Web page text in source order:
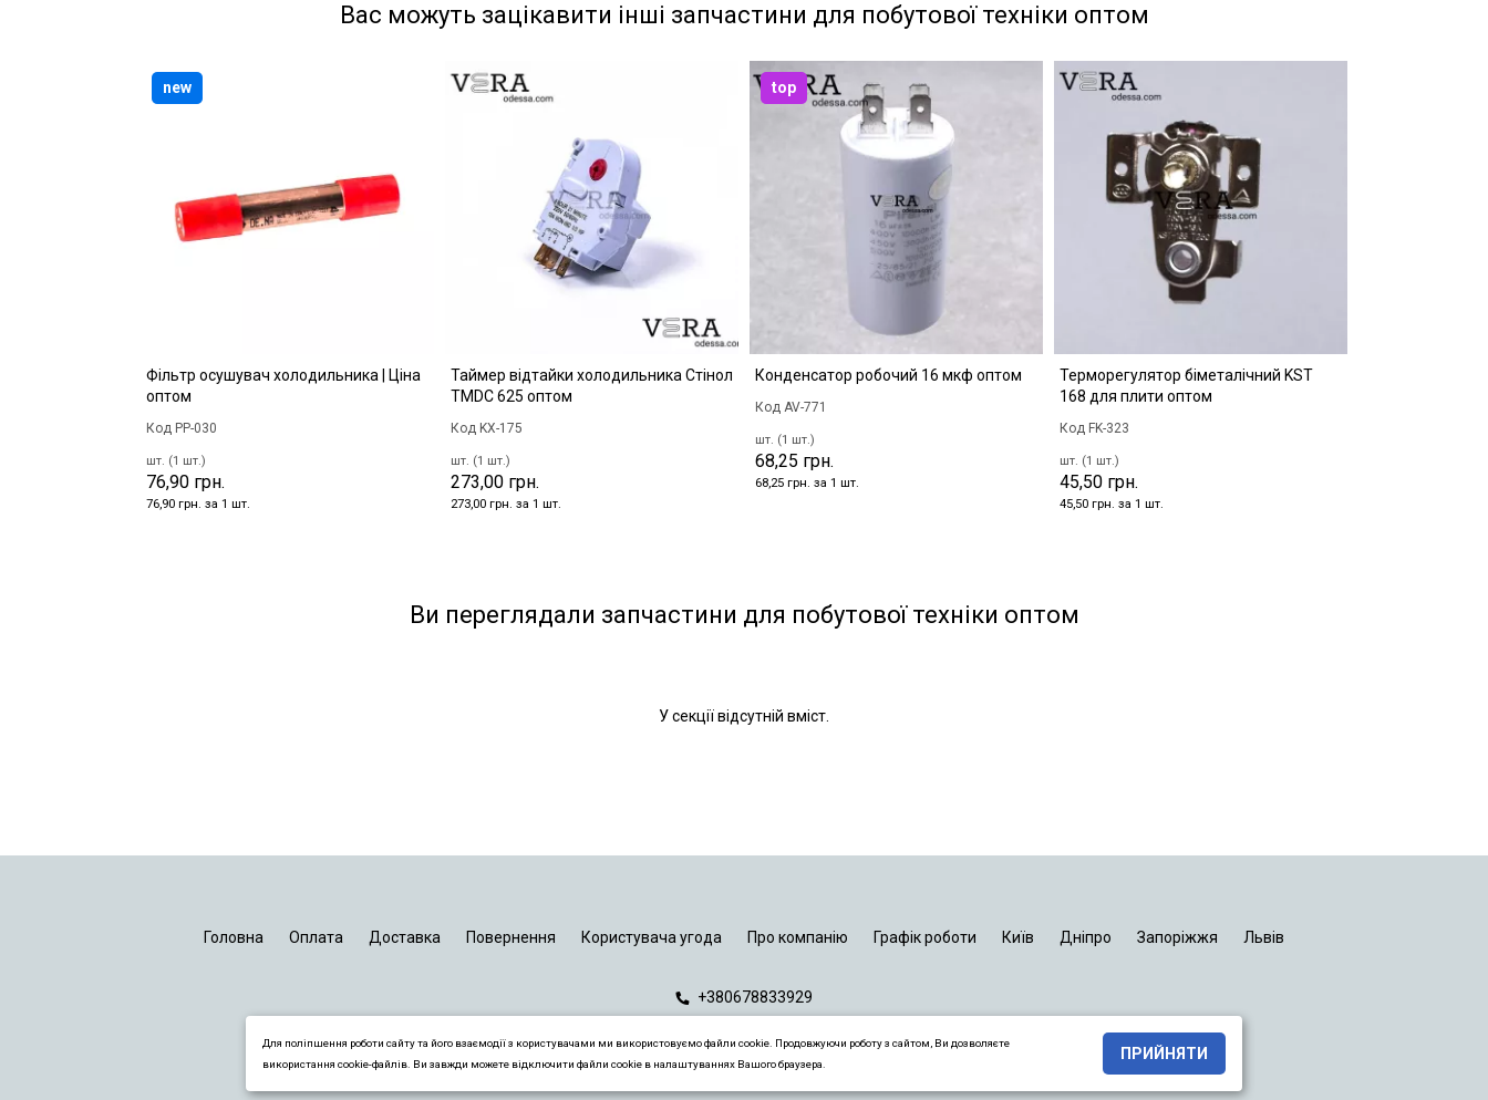
Вас можуть зацікавити інші запчастини для побутової техніки оптом
Фільтр осушувач холодильника | Ціна
оптом
Код PP-030
шт. (1 шт.)
76,90 грн.
76,90 грн. за 1 шт.
new
Таймер відтайки холодильника Стінол
TMDС 625 оптом
Код KX-175
шт. (1 шт.)
273,00 грн.
273,00 грн. за 1 шт.
Конденсатор робочий 16 мкф оптом
Код AV-771
шт. (1 шт.)
68,25 грн.
68,25 грн. за 1 шт.
top
Терморегулятор біметалічний KST
168 для плити оптом
Код FK-323
шт. (1 шт.)
45,50 грн.
45,50 грн. за 1 шт.
Ви переглядали запчастини для побутової техніки оптом
У секції відсутній вміст.
Головна Оплата Доставка Повернення Користувача угода Про компанію Графік роботи Київ Дніпро Запоріжжя Львів
+380678833929
Для поліпшення роботи сайту та його взаємодії з користувачами ми використовуємо файли cookie. Продовжуючи роботу з сайтом, Ви дозволяєте
використання cookie-файлів. Ви завжди можете відключити файли cookie в налаштуваннях Вашого браузера.
ПРИЙНЯТИ